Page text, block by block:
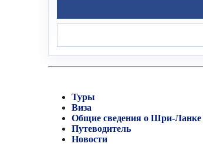
Туры
Виза
Общие сведения о Шри-Ланке
Путеводитель
Новости